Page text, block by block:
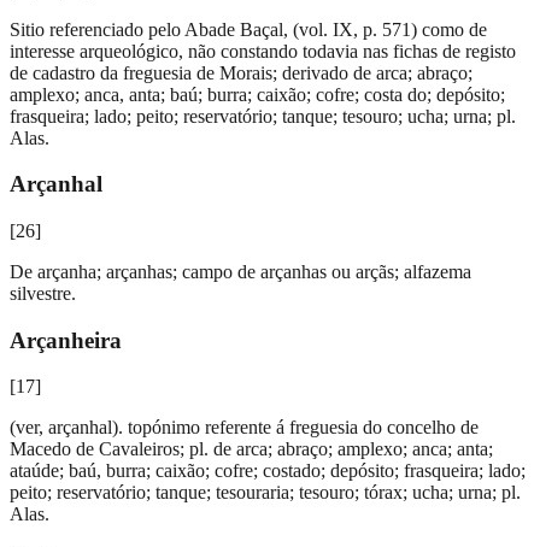
Sitio referenciado pelo Abade Baçal, (vol. IX, p. 571) como de
interesse arqueológico, não constando todavia nas fichas de registo
de cadastro da freguesia de Morais; derivado de arca; abraço;
amplexo; anca, anta; baú; burra; caixão; cofre; costa do; depósito;
frasqueira; lado; peito; reservatório; tanque; tesouro; ucha; urna; pl.
Alas.
Arçanhal
[26]
De arçanha; arçanhas; campo de arçanhas ou arçãs; alfazema
silvestre.
Arçanheira
[17]
(ver, arçanhal). topónimo referente á freguesia do concelho de
Macedo de Cavaleiros; pl. de arca; abraço; amplexo; anca; anta;
ataúde; baú, burra; caixão; cofre; costado; depósito; frasqueira; lado;
peito; reservatório; tanque; tesouraria; tesouro; tórax; ucha; urna; pl.
Alas.